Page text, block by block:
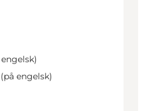
engelsk)